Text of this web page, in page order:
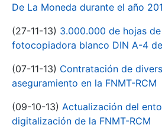
De La Moneda durante el año
(27-11-13) 3.000.000 de hojas
fotocopiadora blanco DIN A-4
(07-11-13) Contratación de
aseguramiento en la FNMT-RCM
(09-10-13) Actualización del
digitalización de la FNMT-RCM